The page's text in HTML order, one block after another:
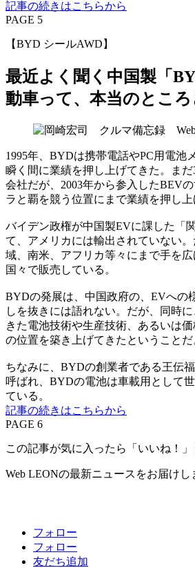
記事の続きはこちらから
PAGE 5
【BYD シールAWD】
最近よく聞く中国製「
動車って、本当のとこ
1995年、BYDは携帯電話やPC用電池
瞬く間に業績を押し上げてきた。ま
会社だが、2003年から参入したBEV
ラと覇を競う位置にまで業績を押し上
バイデン政権が中国製EVに課した「
て、アメリカには輸出されていない
域、南米、アフリカ等々にまで手を
国々で販売している。
BYDの発展は、中国政府の、EVへの
しを抜きには語れない。だが、同時
きた電池技術や生産技術、あるいは
の位置を築き上げてきたということだ
ちなみに、BYDの創業者である王伝
呼ばれ、BYDの電池は車載用として
ている。
記事の続きはこちらから
PAGE 6
この記事が気に入ったら「いいね！」
Web LEONの最新ニュースをお届けし
フォロー
フォロー
友だち追加